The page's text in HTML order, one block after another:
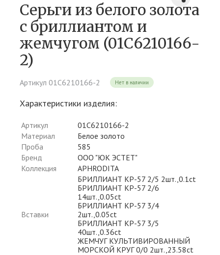
Серьги из белого золота
c бриллиантом и
жемчугом (01С6210166-
2)
Артикул 01С6210166-2 Нет в наличии
Характеристики изделия:
Артикул
01С6210166-2
Материал
Белое золото
Проба
585
Бренд
ООО "ЮК ЭСТЕТ"
Коллекция
APHRODITA
Вставки
БРИЛЛИАНТ КР-57 2/5 2шт.,0.1ct
БРИЛЛИАНТ КР-57 2/6
14шт.,0.05ct
БРИЛЛИАНТ КР-57 3/4
2шт.,0.05ct
БРИЛЛИАНТ КР-57 3/5
40шт.,0.36ct
ЖЕМЧУГ КУЛЬТИВИРОВАННЫЙ
МОРСКОЙ КРУГ 0/0 2шт.,23.58ct